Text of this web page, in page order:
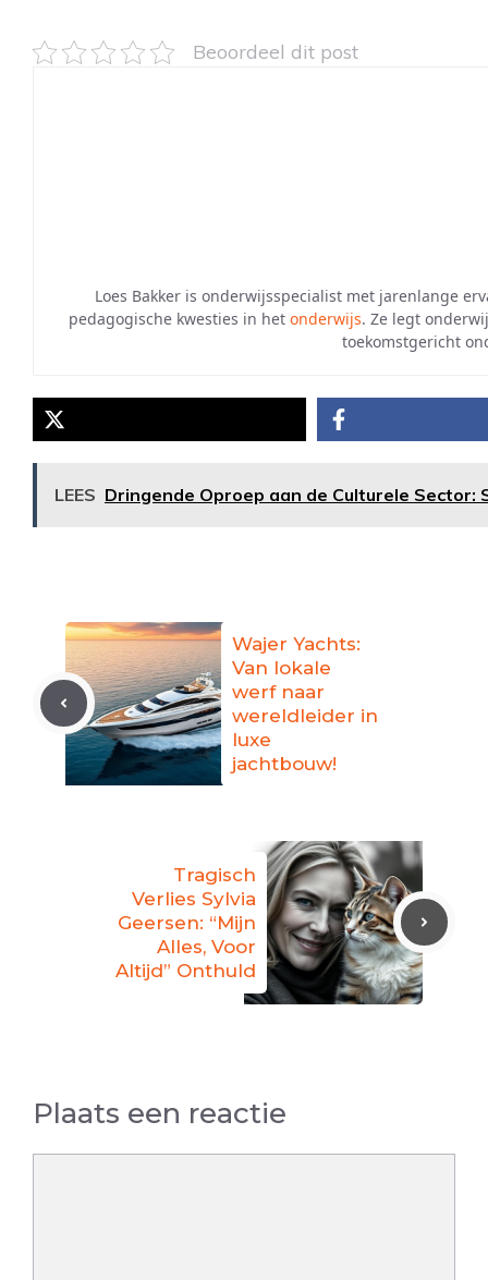
Beoordeel dit post
Loes Bakker is onderwijsspecialist met jarenlange
pedagogische kwesties in het onderwijs. Ze legt
toekomstgericht
LEES Dringende Oproep aan de Culturele Sector:
Wajer Yachts:
Van lokale
werf naar
wereldleider in
luxe
jachtbouw!
Tragisch
Verlies Sylvia
Geersen: “Mijn
Alles, Voor
Altijd” Onthuld
Plaats een reactie